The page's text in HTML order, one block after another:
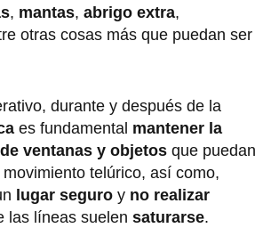
, mantas, abrigo extra,
otras cosas más que puedan ser
durante y después de la
es fundamental mantener la
ventanas y objetos que puedan
telúrico, así como,
lugar seguro y no realizar
las líneas suelen saturarse.